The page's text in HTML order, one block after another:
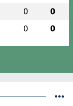
0 0
0 0